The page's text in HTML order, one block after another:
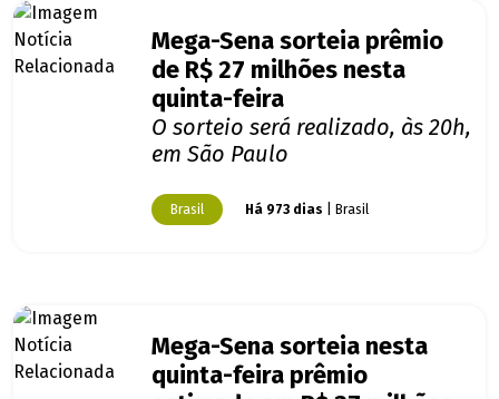
Mega-Sena sorteia prêmio
de R$ 27 milhões nesta
quinta-feira
O sorteio será realizado, às 20h,
em São Paulo
Brasil Há 973 dias | Brasil
Mega-Sena sorteia nesta
quinta-feira prêmio